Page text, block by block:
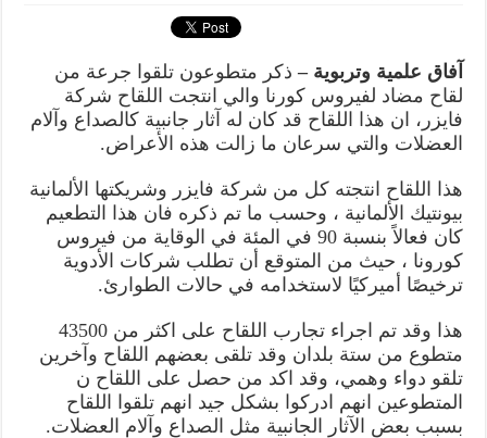
آفاق علمية وتربوية –ذكر متطوعون تلقوا جرعة من
لقاح مضاد لفيروس كورنا والي انتجت اللقاح شركة
فايزر، ان هذا اللقاح قد كان له آثار جانبية كالصداع وآلام
العضلات والتي سرعان ما زالت هذه الأعراض.
هذا اللقاح انتجته كل من شركة فايزر وشريكتها الألمانية
بيونتيك الألمانية ، وحسب ما تم ذكره فان هذا التطعيم
كان فعالاً بنسبة 90 في المئة في الوقاية من فيروس
كورونا ، حيث من المتوقع أن تطلب شركات الأدوية
ترخيصًا أميركيًا لاستخدامه في حالات الطوارئ.
هذا وقد تم اجراء تجارب اللقاح على اكثر من 43500
متطوع من ستة بلدان وقد تلقى بعضهم اللقاح وآخرين
تلقو دواء وهمي، وقد اكد من حصل على اللقاح ن
المتطوعين انهم ادركوا بشكل جيد انهم تلقوا اللقاح
بسبب بعض الآثار الجانبية مثل الصداع وآلام العضلات.